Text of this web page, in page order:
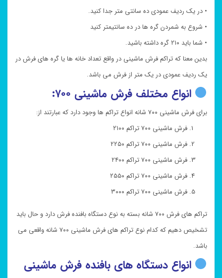
• در یک ردیف عمودی ده سانتی متر جدا کنید.
• شروع به شمردن گره ها در ده سانتیمتر کنید
• شما باید ۲۱۰ گره داشته باشید.
بدین معنا که تراکم فرش ماشینی در واقع تعداد خانه ها یا گره های فرش در
یک ردیف عمودی در یک متر از فرش می باشد.
انواع مختلف فرش ماشینی ۷۰۰:
برای فرش ماشینی ۷۰۰ شانه انواع تراکم ها وجود دارد که عبارتند از:
فرش ماشینی ۷۰۰ تراکم ۲۱۰۰
فرش ماشینی ۷۰۰ تراکم ۲۲۵۰
فرش ماشینی ۷۰۰ تراکم ۲۴۰۰
فرش ماشینی ۷۰۰ تراکم ۲۵۵۰
فرش ماشینی ۷۰۰ تراکم ۳۰۰۰
تراکم های فرش ۷۰۰ شانه بسته به نوع دستگاه بافنده فرش دارد و حال باید
تشخیص دهیم که کدام نوع تراکم های فرش ماشینی ۷۰۰ شانه واقعی می
باشد.
انواع دستگاه های بافنده فرش ماشینی